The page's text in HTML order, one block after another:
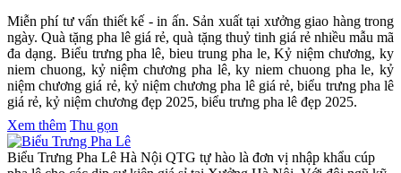
Miễn phí tư vấn thiết kế - in ấn. Sản xuất tại xưởng giao hàng trong
ngày. Quà tặng pha lê giá rẻ, quà tặng thuỷ tinh giá rẻ nhiều mẫu mã
đa dạng. Biểu trưng pha lê, bieu trung pha le, Kỷ niệm chương, ky
niem chuong, kỷ niệm chương pha lê, ky niem chuong pha le, kỷ
niệm chương giá rẻ, kỷ niệm chương pha lê giá rẻ, biểu trưng pha lê
giá rẻ, kỷ niệm chương đẹp 2025, biểu trưng pha lê đẹp 2025.
Xem thêm Thu gọn
Biểu Trưng Pha Lê Hà Nội QTG tự hào là đơn vị nhập khẩu cúp